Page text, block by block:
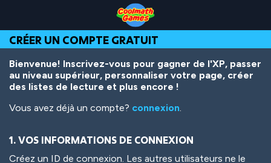
Top
of
Page
Navigation
Main
Content
Footer
contenu
principal
CRÉER UN COMPTE GRATUIT
Bienvenue! Inscrivez-vous pour gagner de l'XP, passer
au niveau supérieur, personnaliser votre page, créer
des listes de lecture et plus encore !
Vous avez déjà un compte? connexion.
1. VOS INFORMATIONS DE CONNEXION
Créez un ID de connexion. Les autres utilisateurs ne le